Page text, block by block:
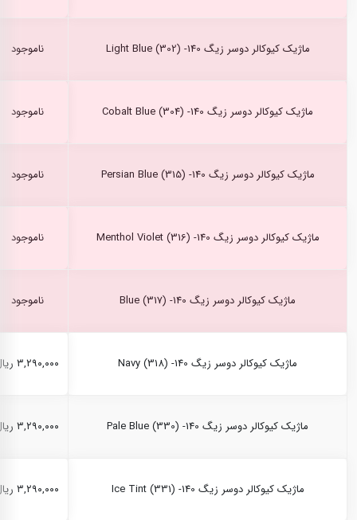
ماژیک کیوکالر دوسر زیگ Light Blue (302) -140 ناموجود
ماژیک کیوکالر دوسر زیگ Cobalt Blue (304) -140 ناموجود
ماژیک کیوکالر دوسر زیگ Persian Blue (315) -140 ناموجود
ماژیک کیوکالر دوسر زیگ Menthol Violet (316) -140 ناموجود
ماژیک کیوکالر دوسر زیگ Blue (317) -140 ناموجود
ماژیک کیوکالر دوسر زیگ Navy (318) -140 ۳,۲۹۰,۰۰۰ ریال
ماژیک کیوکالر دوسر زیگ Pale Blue (330) -140 ۳,۲۹۰,۰۰۰ ریال
ماژیک کیوکالر دوسر زیگ Ice Tint (331) -140 ۳,۲۹۰,۰۰۰ ریال